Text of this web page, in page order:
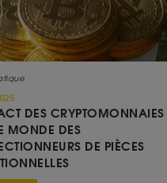
DES CRYPTOMONNAIES
MONDE DES
DE PIÈCES